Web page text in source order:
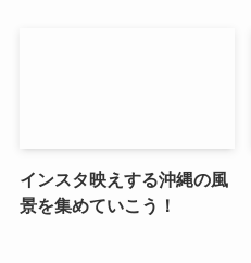
インスタ映えする沖縄の風
景を集めていこう！